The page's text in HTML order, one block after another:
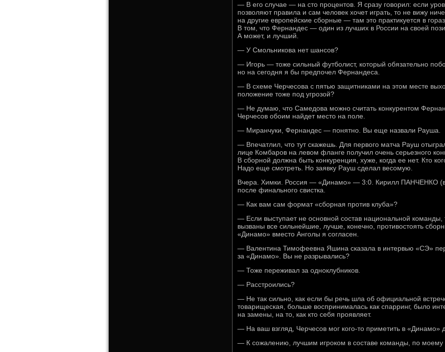
— В его случае — на сто процентов. Я сразу говорил: если
позволяют правила и сам человек хочет играть, то не вижу
на другие европейские сборные — там это практикуется в
В том, что Фернандес — один из лучших в России на своей
А может, и лучший.
— У Смольникова нет шансов?
— Игорь — тоже сильный футболист, который обязательно
но на сегодня я бы предпочел Фернандеса.
— В схеме Черчесова с пятью защитниками на этом месте
положение тоже под угрозой?
— Не думаю, что Самедова можно считать конкурентом
Черчесов обоим найдет место на поле.
— Миранчуки, Фернандес — понятно. Вы еще назвали Рауша.
— Впечатлил, что тут скажешь. Для первого матча Рауш
лице Комбаров на левом фланге получил очень серьезного
В сборной должна быть конкуренция, хуже, когда ее нет. Кто
Надо еще смотреть. Но заявку Рауш сделал весомую.
Вчера. Химки. Россия — «Динамо» — 3:0. Кирилл ПАНЧЕНКО (в
после финального свистка.
— Как вам сам формат «сборная против клуба»?
— Если выступает не основной состав национальной
вызваны все сильнейшие, лучше, конечно, противостоять
«Динамо» вместо Анголы я согласен.
— Валентина Тимофеевна Яшина сказала в интервью «СЭ»
за «Динамо». Вы не разрывались?
— Тоже переживал за одноклубников.
— Расстроились?
— Не так сильно, как если бы речь шла об официальной
товарищеская, больше воспринималась как спарринг, было
на замены, на то, как кто себя проявляет.
— На ваш взгляд, Черчесов мог кого-то приметить в «Динамо»
— К сожалению, лучшим игроком в составе команды, по моему